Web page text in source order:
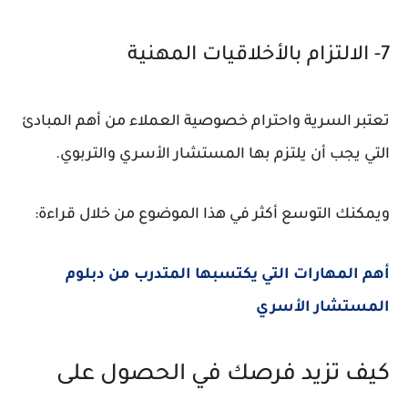
7- الالتزام بالأخلاقيات المهنية
تعتبر السرية واحترام خصوصية العملاء من أهم المبادئ
التي يجب أن يلتزم بها المستشار الأسري والتربوي.
ويمكنك التوسع أكثر في هذا الموضوع من خلال قراءة:
أهم المهارات التي يكتسبها المتدرب من دبلوم
المستشار الأسري
كيف تزيد فرصك في الحصول على